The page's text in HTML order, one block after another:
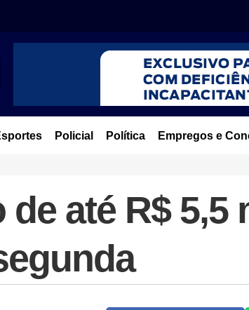
Policial Política Empregos e
até R$ 5,5